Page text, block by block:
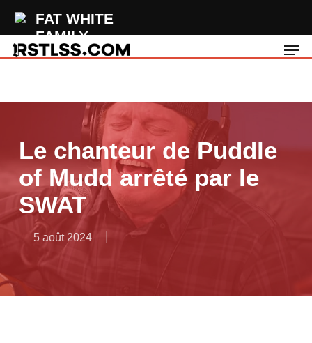
FAT WHITE
FAMILY
Feet
main
Le chanteur de Puddle
of Mudd arrêté par le
SWAT
5 août 2024